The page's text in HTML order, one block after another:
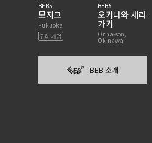
BEB5
모지코
Fukuoka
7월 개업
BEB5
오키나와 세라
가키
Onna-son,
Okinawa
BEB 소개